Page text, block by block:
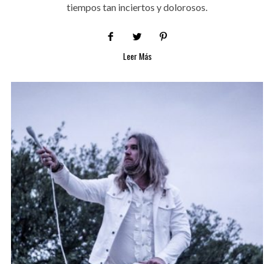
tiempos tan inciertos y dolorosos.
Leer Más